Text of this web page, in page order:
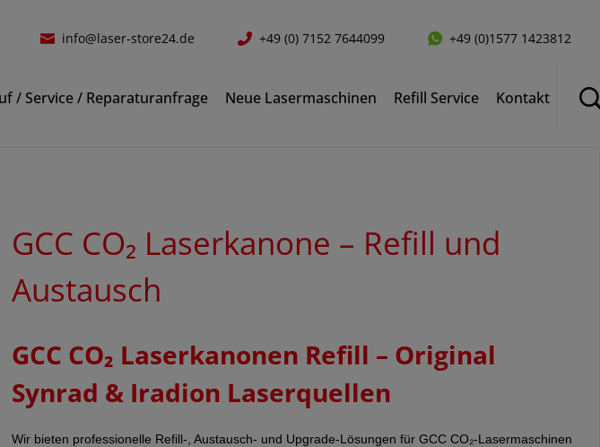
info@laser-store24.de +49 (0) 7152 7644099 +49 (0)1577 1423812
/ Service / Reparaturanfrage Neue Lasermaschinen Refill Service Kontakt
GCC CO₂ Laserkanone – Refill und
Austausch
GCC CO₂ Laserkanonen Refill – Original
Synrad & Iradion Laserquellen
Wir bieten professionelle Refill-, Austausch- und Upgrade-Lösungen für GCC CO₂-Lasermaschinen